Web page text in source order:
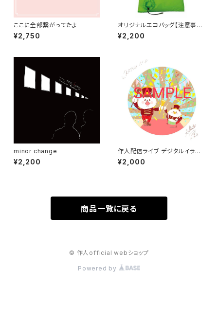
ここに全部繋がってたよ
¥2,750
オリジナルエコバッグ【注意事項
を読んでからご注文ください】
¥2,200
minor change
¥2,200
作人配信ライブ デジタルイラス
ト(26/7/2配信)
¥2,000
商品一覧に戻る
© 作人official webショップ
Powered by